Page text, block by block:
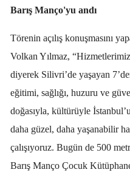
Barış Manço'yu andı
Törenin açılış konuşmasını
Volkan Yılmaz,
diyerek Silivri’de yaşayan
eğitimi, sağlığı, huzuru ve
doğasıyla, kültürüyle
daha güzel, daha yaşanabilir
çalışıyoruz. Bugün de 500
Barış Manço Çocuk